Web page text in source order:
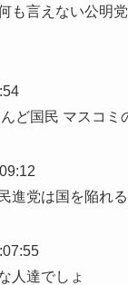
も言えない公明
ど国民 マスコミ
進党は国を陥れ
人達でしょ